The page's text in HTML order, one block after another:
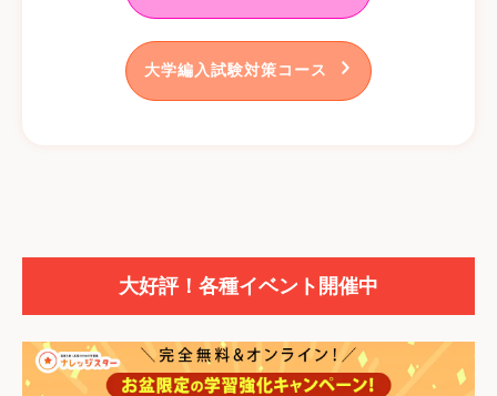
大学編入試験対策コース
大好評！各種イベント開催中